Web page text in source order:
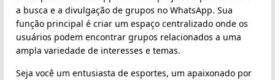
a busca e a divulgação de grupos no WhatsApp. Sua
função principal é criar um espaço centralizado onde os
usuários podem encontrar grupos relacionados a uma
ampla variedade de interesses e temas.
Seja você um entusiasta de esportes, um apaixonado por